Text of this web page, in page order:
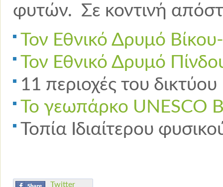
φυτών. Σε κοντινή
Τον Εθνικό Δρυμό
Τον Εθνικό Δρυμό
11 περιοχές του
Το γεωπάρκο UNESCO
Τοπία Ιδιαίτερου
Twitter